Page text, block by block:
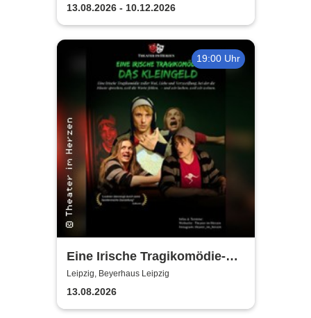
Sinfonia Leipzig
13.08.2026 - 10.12.2026
19:00 Uhr
Eine Irische Tragikomödie-
Das Kleingeld | Getreu dem
Motto: Wir lachen, weil wir
weinen
Leipzig, Beyerhaus Leipzig
13.08.2026